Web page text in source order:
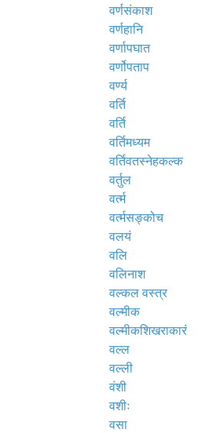
वर्णसंकाश
वर्णहानि
वर्णापघात
वर्णोपताप
वर्ण्य
वर्ति
वर्ति
वर्तिमध्यम
वर्तिवतस्नेहकल्क
वर्तुल
वर्त्म
वर्त्मसङ्कोच
वलयं
वलि
वलिनाश
वल्कल वस्त्र
वल्मीक
वल्मीकशिखराकारं
वल्ल
वल्ली
वंशी
वशीः
वसा